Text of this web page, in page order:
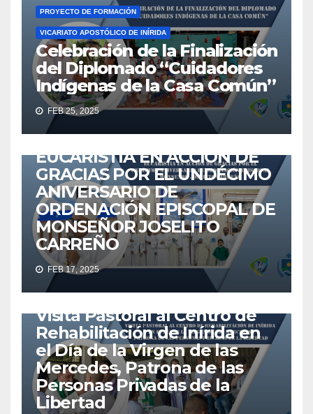
PROYECTO DE FORMACIÓN
VICARIATO APOSTÓLICO DE INÍRIDA
Celebración de la Finalización
del Diplomado “Cuidadores
Indígenas de la Casa Común”
FEB 25, 2025
ACTUALIDAD ANIVERSARIO EUCARISTÍA GUAINÍA
IGLESIA IGLESIA CATÓLICA NOTICIAS
EUCARISTÍA EN ACCIÓN DE
GRACIAS POR EL UNDÉCIMO
ANIVERSARIO DE
ORDENACIÓN EPISCOPAL DE
MONSEÑOR JOSELITO
CARREÑO
FEB 17, 2025
ACTUALIDAD AGENTES EMAÚS EUCARISTÍA IGLESIA
IGLESIA CATÓLICA MISIONEROS NOTICIAS
VICARIATO APOSTÓLICO DE INÍRIDA VICINIRIDATV
Visita Pastoral al Centro de
Rehabilitación de Inírida en
el Día de la Virgen de las
Mercedes, Patrona de las
Personas Privadas de la
Libertad